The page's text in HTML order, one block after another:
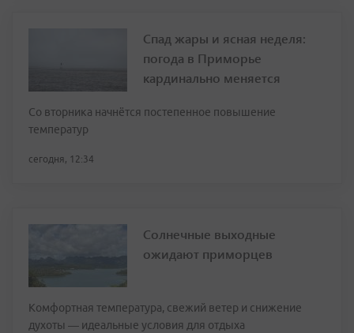
Спад жары и ясная неделя:
погода в Приморье
кардинально меняется
Со вторника начнётся постепенное повышение
температур
сегодня, 12:34
Солнечные выходные
ожидают приморцев
Комфортная температура, свежий ветер и снижение
духоты — идеальные условия для отдыха